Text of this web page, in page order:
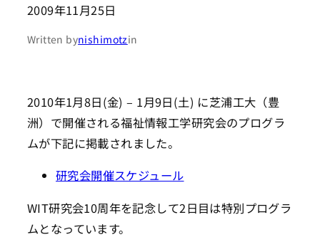
2009年11月25日
Written bynishimotzin
2010年1月8日(金) – 1月9日(土) に芝浦工大（豊
洲）で開催される福祉情報工学研究会のプログラ
ムが下記に掲載されました。
研究会開催スケジュール
WIT研究会10周年を記念して2日目は特別プログラ
ムとなっています。